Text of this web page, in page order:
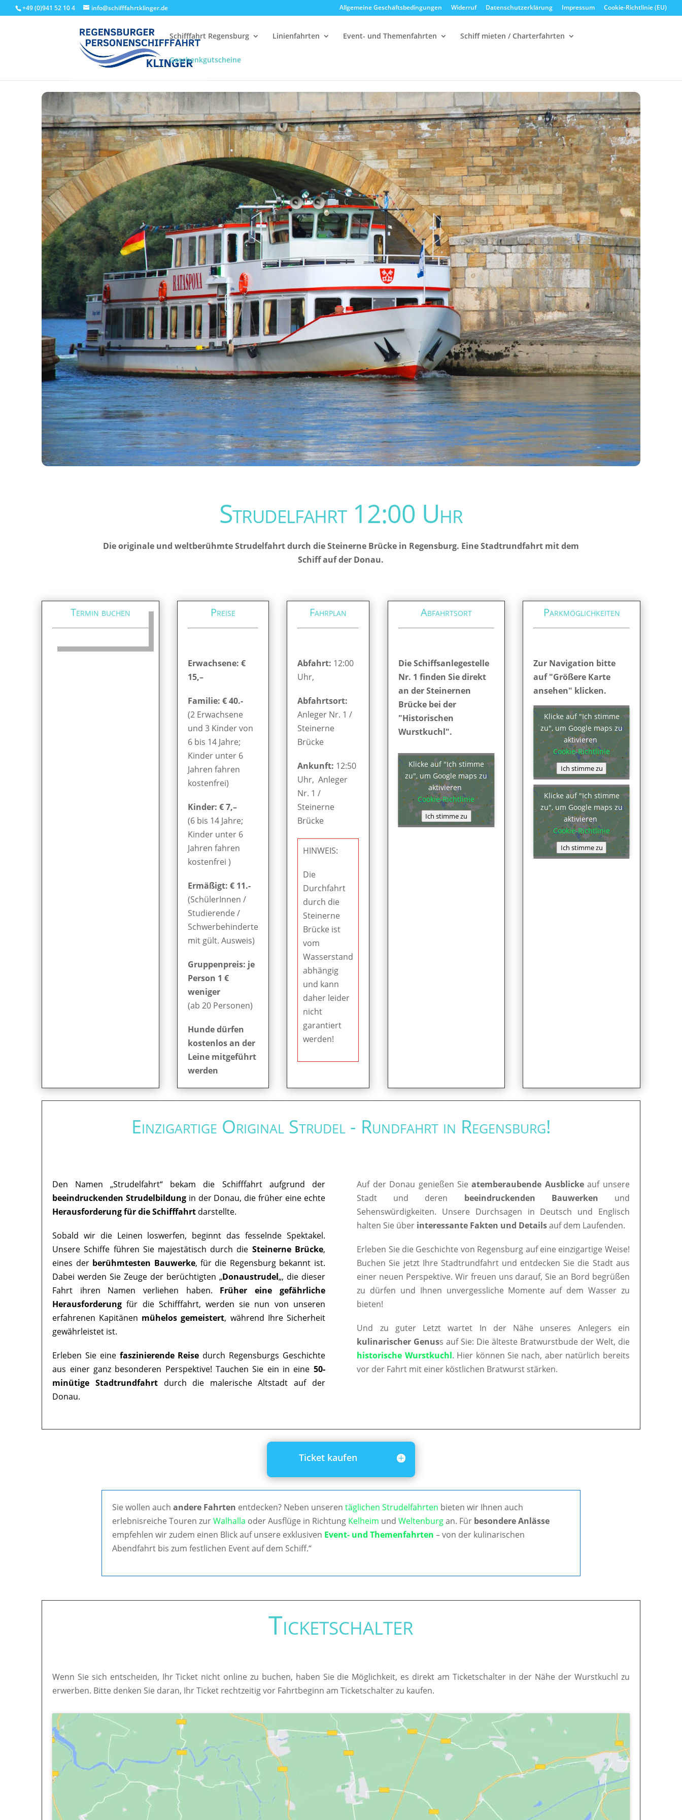
+49 (0)941 52 10 4 info@schifffahrtklinger.de Allgemeine Geschäftsbedingungen Widerruf Datenschutzerklärung Impressum Cookie-Richtlinie (EU)
Schifffahrt Regensburg Linienfahrten Event- und Themenfahrten Schiff mieten / Charterfahrten
Geschenkgutscheine
Events - Schifffahrt Regensburg Linienfahrten
Strudelfahrt 12:00 Uhr
Die originale und weltberühmte Strudelfahrt durch die Steinerne Brücke in Regensburg. Eine Stadtrundfahrt mit dem
Schiff auf der Donau.
Termin buchen Preise
Erwachsene: €
15,–
Familie: € 40.-
(2 Erwachsene
und 3 Kinder von
6 bis 14 Jahre;
Kinder unter 6
Jahren fahren
kostenfrei)
Kinder: € 7,–
(6 bis 14 Jahre;
Kinder unter 6
Jahren fahren
kostenfrei )
Ermäßigt: € 11.-
(SchülerInnen /
Studierende /
Schwerbehinderte
mit gült. Ausweis)
Gruppenpreis: je
Person 1 €
weniger
(ab 20 Personen)
Hunde dürfen
kostenlos an der
Leine mitgeführt
werden
Fahrplan
Abfahrt: 12:00
Uhr,
Abfahrtsort:
Anleger Nr. 1 /
Steinerne
Brücke
Ankunft: 12:50
Uhr, Anleger
Nr. 1 /
Steinerne
Brücke
HINWEIS:
Die
Durchfahrt
durch die
Steinerne
Brücke ist
vom
Wasserstand
abhängig
und kann
daher leider
nicht
garantiert
werden!
Abfahrtsort
Die Schiffsanlegestelle
Nr. 1 finden Sie direkt
an der Steinernen
Brücke bei der
"Historischen
Wurstkuchl".
Klicke auf "Ich stimme
zu", um Google maps zu
aktivieren
Cookie-Richtlinie
Ich stimme zu
Parkmöglichkeiten
Zur Navigation bitte
auf "Größere Karte
ansehen" klicken.
Klicke auf "Ich stimme
zu", um Google maps zu
aktivieren
Cookie-Richtlinie
Ich stimme zu
Klicke auf "Ich stimme
zu", um Google maps zu
aktivieren
Cookie-Richtlinie
Ich stimme zu
Einzigartige Original Strudel - Rundfahrt in Regensburg!
Den Namen „Strudelfahrt“ bekam die Schifffahrt aufgrund der
beeindruckenden Strudelbildung in der Donau, die früher eine echte
Herausforderung für die Schifffahrt darstellte.
Sobald wir die Leinen loswerfen, beginnt das fesselnde Spektakel.
Unsere Schiffe führen Sie majestätisch durch die Steinerne Brücke,
eines der berühmtesten Bauwerke, für die Regensburg bekannt ist.
Dabei werden Sie Zeuge der berüchtigten „Donaustrudel„, die dieser
Fahrt ihren Namen verliehen haben. Früher eine gefährliche
Herausforderung für die Schifffahrt, werden sie nun von unseren
erfahrenen Kapitänen mühelos gemeistert, während Ihre Sicherheit
gewährleistet ist.
Erleben Sie eine faszinierende Reise durch Regensburgs Geschichte
aus einer ganz besonderen Perspektive! Tauchen Sie ein in eine 50-
minütige Stadtrundfahrtdurch die malerische Altstadt auf der
Donau.
Auf der Donau genießen Sieatemberaubende Ausblickeauf unsere
Stadt und deren beeindruckenden Bauwerken und
Sehenswürdigkeiten. Unsere Durchsagen in Deutsch und Englisch
halten Sie über interessante Fakten und Detailsauf dem Laufenden.
Erleben Sie die Geschichte von Regensburg auf eine einzigartige Weise!
Buchen Sie jetzt Ihre Stadtrundfahrt und entdecken Sie die Stadt aus
einer neuen Perspektive. Wir freuen uns darauf, Sie an Bord begrüßen
zu dürfen und Ihnen unvergessliche Momente auf dem Wasser zu
bieten!
Und zu guter Letzt wartet In der Nähe unseres Anlegers ein
kulinarischer Genuss auf Sie: Die älteste Bratwurstbude der Welt, die
historische Wurstkuchl. Hier können Sie nach, aber natürlich bereits
vor der Fahrt mit einer köstlichen Bratwurst stärken.
Ticket kaufen
Sie wollen auchandere Fahrten entdecken? Neben unserentäglichen Strudelfahrten bieten wir Ihnen auch
erlebnisreiche Touren zurWalhalla oder Ausflüge in Richtung Kelheim undWeltenburgan. Für besondere Anlässe
empfehlen wir zudem einen Blick auf unsere exklusiven Event- und Themenfahrten – von der kulinarischen
Abendfahrt bis zum festlichen Event auf dem Schiff.“
Ticketschalter
Wenn Sie sich entscheiden, Ihr Ticket nicht online zu buchen, haben Sie die Möglichkeit, es direkt am Ticketschalter in der Nähe der Wurstkuchl zu
erwerben. Bitte denken Sie daran, Ihr Ticket rechtzeitig vor Fahrtbeginn am Ticketschalter zu kaufen.